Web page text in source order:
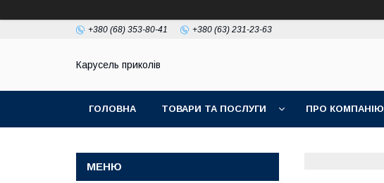
+380 (68) 353-80-41 +380 (63) 231-23-63
Карусель приколів
ГОЛОВНА ТОВАРИ ТА ПОСЛУГИ ПРО КОМПАНІЮ